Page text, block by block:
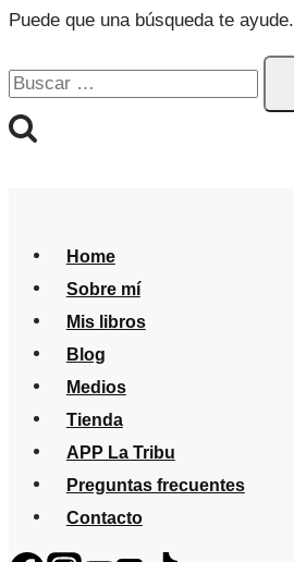
Puede que una búsqueda te ayude.
Buscar:
Home
Sobre mí
Mis libros
Blog
Medios
Tienda
APP La Tribu
Preguntas frecuentes
Contacto